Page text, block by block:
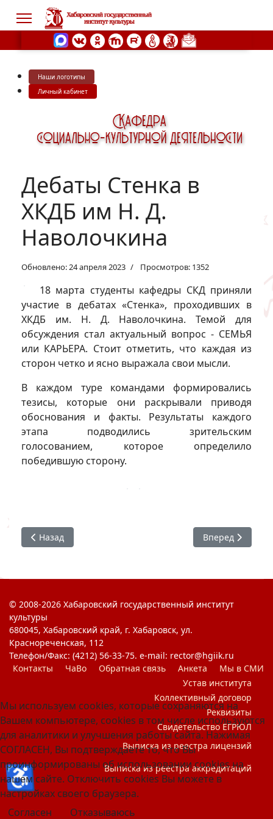
Наши логотипы
Личный кабинет
Дебаты Стенка в
ХКДБ им Н. Д.
Наволочкина
Обновлено: 24 апреля 2023 Просмотров: 1352
18 марта студенты кафедры СКД приняли
участие в дебатах «Стенка», проходивших в
ХКДБ им. Н. Д. Наволочкина. Темой для
обсуждения стал актуальный вопрос - СЕМЬЯ
или КАРЬЕРА. Стоит отметить, что каждая из
сторон четко и ясно выражала свои мысли.
В каждом туре командами формировались
тезисы, которые они раскрывали приводя
обоснования и факты. Результаты каждого
этапа подводились зрительским
голосованием, которое определило
победившую сторону.
Предыдущий: Международный День птиц
Назад Следующий:
Вперед
© 2008-2026 Хабаровский государственный институт
культуры
680045, Хабаровский край, г. Хабаровск, ул.
Краснореченская, 112
Телефон/Факс: (4212) 56-33-75. e-mail: rector@hgiik.ru
Контакты
ЧаВо Обратная связь Анкета
Мы в СМИ
Устав института
Коллективный договор
Реквизиты
Свидетельство ЕГРЮЛ
Выписка из реестра лицензий
Выписка из реестра аккредитаций
Мы используем cookies, которые сохраняются на
Вашем компьютере, cookies в том числе используются
для аналитики и улучшения работы сайта. Нажимая
СОГЛАСЕН, Вы подтверждаете то, что Вы
проинформированы об использовании cookies на
нашем сайте. Отключить cookies Вы можете в
настройках своего браузера.
Согласен
Отказываюсь